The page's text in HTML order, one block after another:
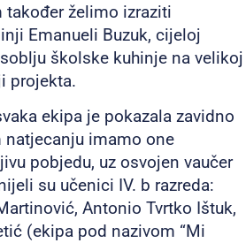
također želimo izraziti
Emanueli Buzuk, cijeloj
školske kuhinje na velikoj
projekta.
ekipa je pokazala zavidno
natjecanju imamo one
pobjedu, uz osvojen vaučer
su učenici IV. b razreda:
Antonio Tvrtko Ištuk,
(ekipa pod nazivom “Mi